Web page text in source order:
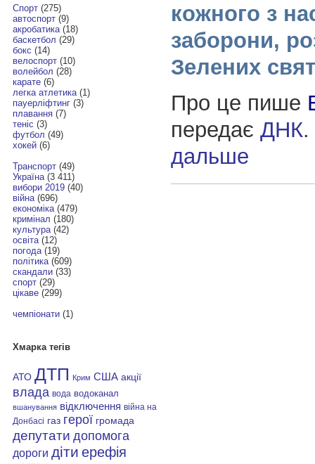
Спорт(275)
автоспорт(9)
акробатика(18)
баскетбол (29)
бокс (14)
велоспорт(10)
волейбол (28)
карате(6)
легка атлетика(1)
пауерліфтинг(3)
плавання(7)
теніс (3)
футбол (49)
хокей(6)
Транспорт(49)
Україна(3 411)
вибори 2019(40)
війна(696)
економіка(479)
кримінал (180)
культура(42)
освіта(12)
погода(19)
політика(609)
скандали(33)
спорт(29)
цікаве(299)
чемпіонати(1)
Хмарка тегів
АТО ДТП Крим США акції
влада вода водоканал
вшанування відключення війна на
Донбасі газ герої громада
депутати допомога
дороги діти ерефія
кожного з
заборони,
Зелених свят
Про це пише
передає ДНК.
дальше